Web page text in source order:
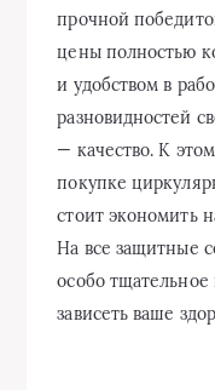
прочной
цены полностью
и удобством в
разновидностей
— качество. К
покупке
стоит экономить
На все защитные
особо
зависеть ваше